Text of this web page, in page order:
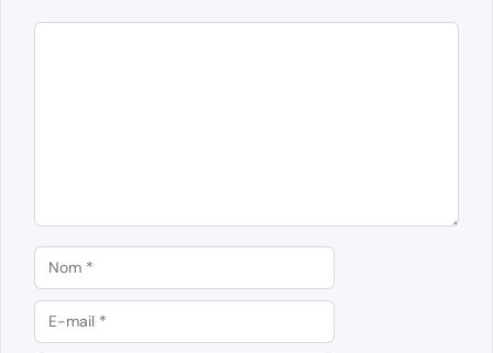
Nom
E-
mail